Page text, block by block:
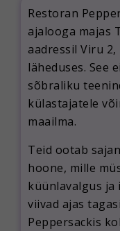
Restoran
ajalooga majas
aadressil Viru
läheduses. See
sõbraliku
külastajatele
maailma.
Teid ootab
hoone, mille
küünlavalgus
viivad ajas
Peppersackis